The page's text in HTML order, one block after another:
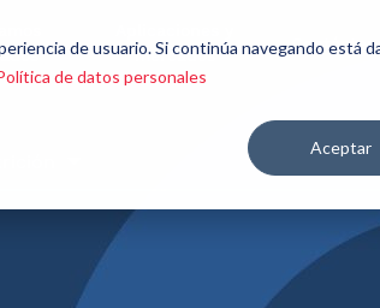
de usuario. Si continúa navegando está
de datos personales
Aceptar
mercados